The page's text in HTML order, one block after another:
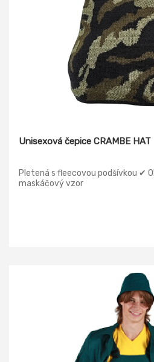
Unisexová čepice CRAMBE HAT
Pletená s fleecovou podšívkou ✔
maskáčový vzor